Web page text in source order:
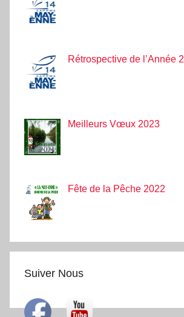
Rétrospective de l’Année
Meilleurs Vœux 2023
Fête de la Pêche 2022
Suiver Nous